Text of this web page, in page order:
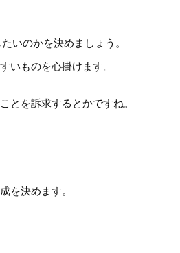
いのかを決めましょう。
いものを心掛けます。
とを訴求するとかですね。
を決めます。